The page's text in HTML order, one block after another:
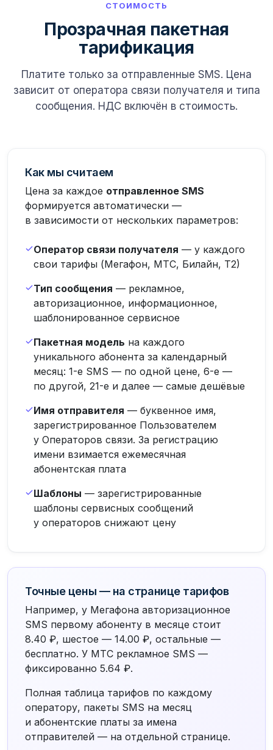
СТОИМОСТЬ
Прозрачная пакетная
тарификация
Платите только за отправленные SMS. Цена
зависит от оператора связи получателя и типа
сообщения. НДС включён в стоимость.
Как мы считаем
Цена за каждое отправленное SMS
формируется автоматически —
в зависимости от нескольких параметров:
Оператор связи получателя — у каждого
свои тарифы (Мегафон, МТС, Билайн, Т2)
Тип сообщения — рекламное,
авторизационное, информационное,
шаблонированное сервисное
Пакетная модель на каждого
уникального абонента за календарный
месяц: 1-е SMS — по одной цене, 6-е —
по другой, 21-е и далее — самые дешёвые
Имя отправителя — буквенное имя,
зарегистрированное Пользователем
у Операторов связи. За регистрацию
имени взимается ежемесячная
абонентская плата
Шаблоны — зарегистрированные
шаблоны сервисных сообщений
у операторов снижают цену
Точные цены — на странице тарифов
Например, у Мегафона авторизационное
SMS первому абоненту в месяце стоит
8.40 ₽, шестое — 14.00 ₽, остальные —
бесплатно. У МТС рекламное SMS —
фиксированно 5.64 ₽.
Полная таблица тарифов по каждому
оператору, пакеты SMS на месяц
и абонентские платы за имена
отправителей — на отдельной странице.